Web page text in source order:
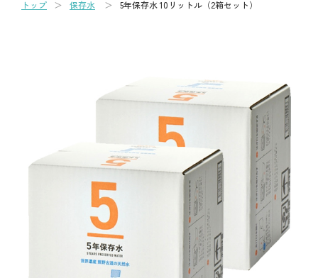
トップ 保存水 5年保存水 10リットル（2箱セット）